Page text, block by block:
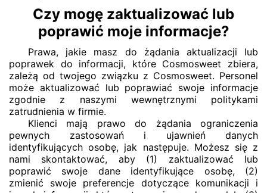
Czy mogę zaktualizować lub
poprawić moje informacje?
Prawa, jakie masz do żądania aktualizacji lub
poprawek do informacji, które Cosmosweet zbiera,
zależą od twojego związku z Cosmosweet. Personel
może aktualizować lub poprawiać swoje informacje
zgodnie z naszymi wewnętrznymi politykami
zatrudnienia w firmie.
Klienci mają prawo do żądania ograniczenia
pewnych zastosowań i ujawnień danych
identyfikujących osobę, jak następuje. Możesz się z
nami skontaktować, aby (1) zaktualizować lub
poprawić swoje dane identyfikujące osobę, (2)
zmienić swoje preferencje dotyczące komunikacji i